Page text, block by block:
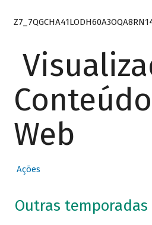
Web
Ações
Outras temporadas